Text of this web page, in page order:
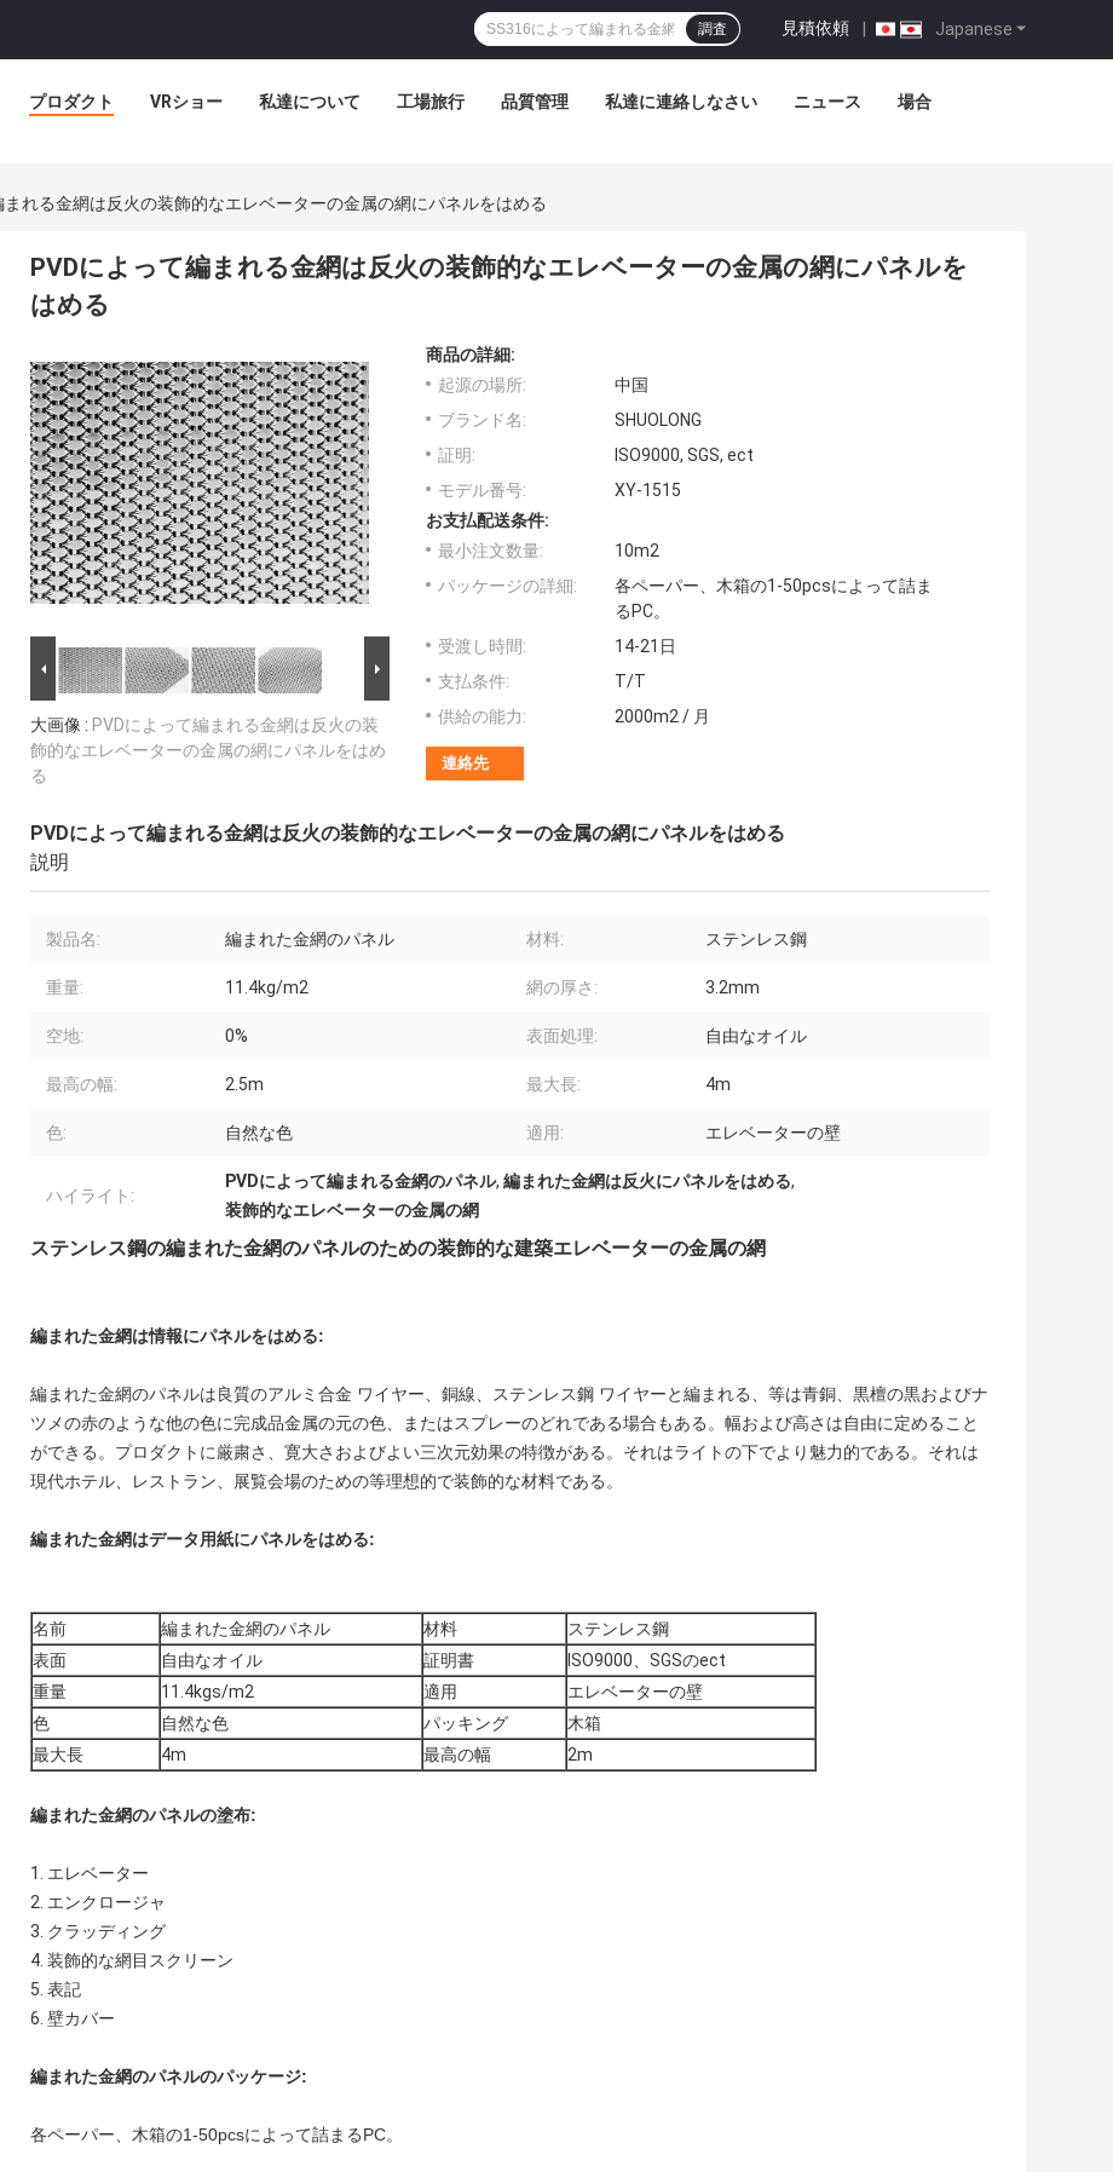
Japanese
見積依頼 |
調査
プロダクト VRショー 私達について 工場旅行 品質管理 私達に連絡しなさい ニュース 場合
まれる金網は反火の装飾的なエレベーターの金属の網にパネルをはめる
PVDによって編まれる金網は反火の装飾的なエレベーターの金属の網にパネルを
はめる
大画像 : PVDによって編まれる金網は反火の装
飾的なエレベーターの金属の網にパネルをはめ
る
商品の詳細:
起源の場所:
中国
ブランド名:
SHUOLONG
証明:
ISO9000, SGS, ect
モデル番号:
XY-1515
お支払配送条件:
最小注文数量:
10m2
パッケージの詳細:
各ペーパー、木箱の1-50pcsによって詰ま
るPC。
受渡し時間:
14-21日
支払条件:
T/T
供給の能力:
2000m2 / 月
連絡先
PVDによって編まれる金網は反火の装飾的なエレベーターの金属の網にパネルをはめる
説明
製品名: 編まれた金網のパネル 材料: ステンレス鋼
重量: 11.4kg/m2 網の厚さ: 3.2mm
空地: 0% 表面処理: 自由なオイル
最高の幅: 2.5m 最大長: 4m
色: 自然な色 適用: エレベーターの壁
ハイライト:
PVDによって編まれる金網のパネル, 編まれた金網は反火にパネルをはめる,
装飾的なエレベーターの金属の網
ステンレス鋼の編まれた金網のパネルのための装飾的な建築エレベーターの金属の網
編まれた金網は情報にパネルをはめる:
編まれた金網のパネルは良質のアルミ合金 ワイヤー、銅線、ステンレス鋼 ワイヤーと編まれる、等は青銅、黒檀の黒およびナ
ツメの赤のような他の色に完成品金属の元の色、またはスプレーのどれである場合もある。幅および高さは自由に定めること
ができる。プロダクトに厳粛さ、寛大さおよびよい三次元効果の特徴がある。それはライトの下でより魅力的である。それは
現代ホテル、レストラン、展覧会場のための等理想的で装飾的な材料である。
編まれた金網はデータ用紙にパネルをはめる:
名前 編まれた金網のパネル 材料
ステンレス鋼
表面
自由なオイル 証明書
ISO9000、SGSのect
重量
11.4kgs/m2 適用
エレベーターの壁
色
自然な色 パッキング
木箱
最大長
4m 最高の幅 2m
編まれた金網のパネルの塗布:
1. エレベーター
2. エンクロージャ
3. クラッディング
4. 装飾的な網目スクリーン
5. 表記
6. 壁カバー
編まれた金網のパネルのパッケージ:
各ペーパー、木箱の1-50pcsによって詰まるPC。